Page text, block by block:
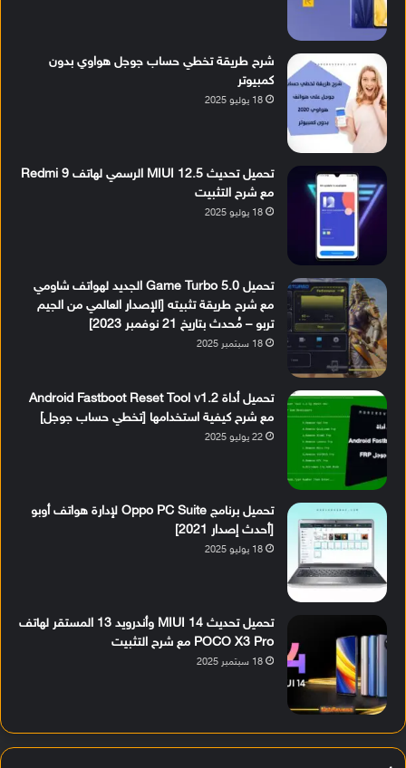
شرح طريقة تخطي حساب جوجل هواوي بدون
كمبيوتر
18 يوليو 2025
تحميل تحديث MIUI 12.5 الرسمي لهاتف Redmi 9
مع شرح التثبيت
18 يوليو 2025
تحميل Game Turbo 5.0 الجديد لهواتف شاومي
مع شرح طريقة تثبيته [الإصدار العالمي من الجيم
تربو – مُحدث بتاريخ 21 نوفمبر 2023]
18 سبتمبر 2025
تحميل أداة Android Fastboot Reset Tool v1.2
مع شرح كيفية استخدامها [تخطي حساب جوجل]
22 يوليو 2025
تحميل برنامج Oppo PC Suite لإدارة هواتف أوبو
[أحدث إصدار 2021]
18 يوليو 2025
تحميل تحديث MIUI 14 وأندرويد 13 المستقر لهاتف
POCO X3 Pro مع شرح التثبيت
18 سبتمبر 2025